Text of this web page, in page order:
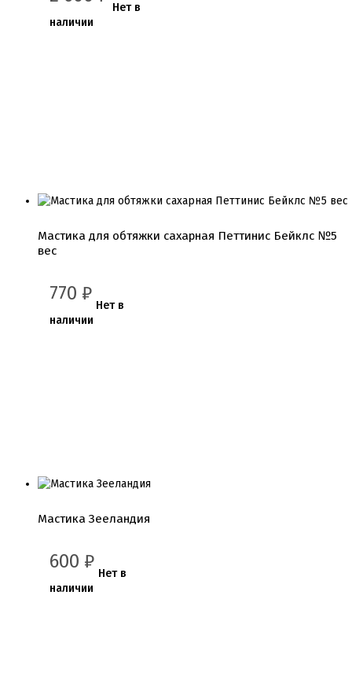
Хиты продаж от кондитеров
Нет в
наличии
Мастика для обтяжки сахарная Петтинис Бейклс №5
вес
770 ₽
Нет в
наличии
Мастика Зееландия
600 ₽
Нет в
наличии